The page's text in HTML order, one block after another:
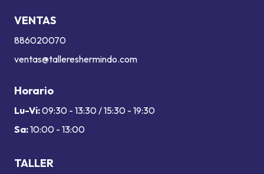
VENTAS
886020070
ventas@tallereshermindo.com
Horario
Lu-Vi:09:30 - 13:30 / 15:30 - 19:30
Sa:10:00 - 13:00
TALLER